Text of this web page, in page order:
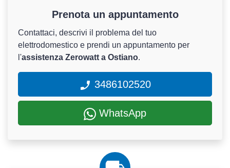
Prenota un appuntamento
Contattaci, descrivi il problema del tuo
elettrodomestico e prendi un appuntamento per
l'assistenza Zerowatt a Ostiano.
3486102520
WhatsApp